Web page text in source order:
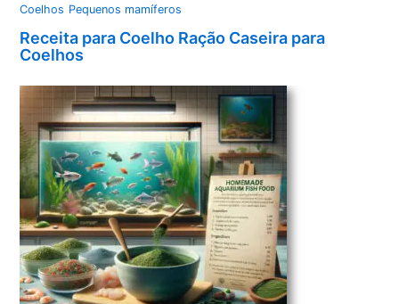
Coelhos Pequenos mamíferos
Receita para Coelho Ração Caseira para
Coelhos